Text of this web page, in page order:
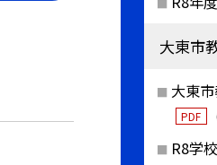
大東市
大東
PDF
R8学